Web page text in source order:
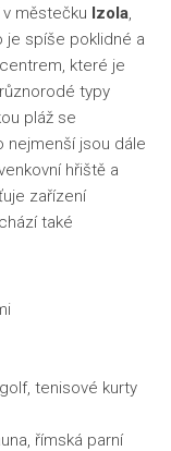
v městečku Izola,
je spíše poklidné a
které je
typy
pláž se
nejmenší jsou dále
hřiště a
zařízení
také
tenisové kurty
římská parní